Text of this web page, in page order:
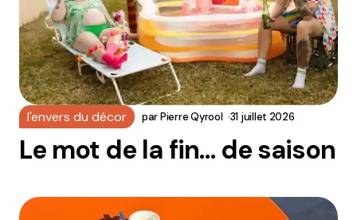
l'envers du décor parPierre Qyrool 31 juillet 2026
Le mot de la fin… de saison